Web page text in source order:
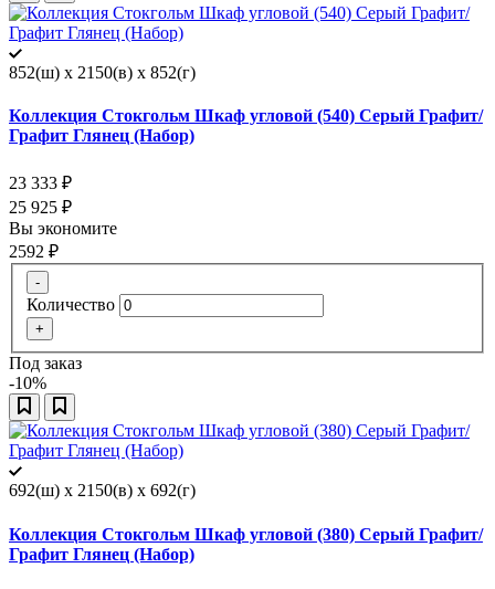
852(ш) x 2150(в) x 852(г)
Коллекция Стокгольм Шкаф угловой (540) Серый Графит/
Графит Глянец (Набор)
23 333 ₽
25 925 ₽
Вы экономите
2592 ₽
-
Количество
+
Под заказ
-10%
692(ш) x 2150(в) x 692(г)
Коллекция Стокгольм Шкаф угловой (380) Серый Графит/
Графит Глянец (Набор)